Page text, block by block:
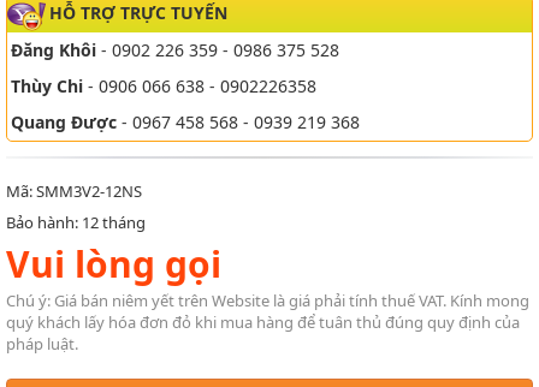
HỖ TRỢ TRỰC TUYẾN
Đăng Khôi - 0902 226 359 - 0986 375 528
Thùy Chi - 0906 066 638 - 0902226358
Quang Được - 0967 458 568 - 0939 219 368
Mã: SMM3V2-12NS
Bảo hành: 12 tháng
Vui lòng gọi
Chú ý: Giá bán niêm yết trên Website là giá phải tính thuế VAT. Kính mong
quý khách lấy hóa đơn đỏ khi mua hàng để tuân thủ đúng quy định của
pháp luật.